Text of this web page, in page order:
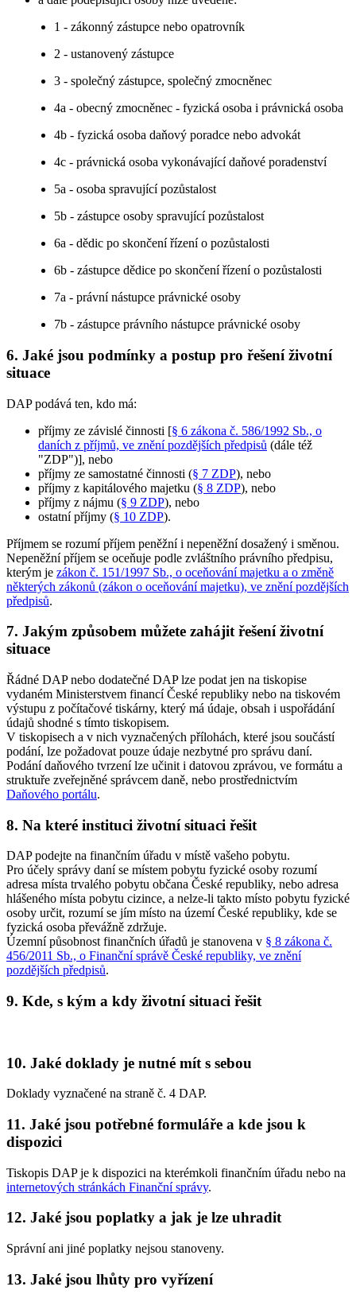
1 - zákonný zástupce nebo opatrovník
2 - ustanovený zástupce
3 - společný zástupce, společný zmocněnec
4a - obecný zmocněnec - fyzická osoba i právnická osoba
4b - fyzická osoba daňový poradce nebo advokát
4c - právnická osoba vykonávající daňové poradenství
5a - osoba spravující pozůstalost
5b - zástupce osoby spravující pozůstalost
6a - dědic po skončení řízení o pozůstalosti
6b - zástupce dědice po skončení řízení o pozůstalosti
7a - právní nástupce právnické osoby
7b - zástupce právního nástupce právnické osoby
6. Jaké jsou podmínky a postup pro řešení životní
situace
DAP podává ten, kdo má:
příjmy ze závislé činnosti [§ 6 zákona č. 586/1992 Sb., o
daních z příjmů, ve znění pozdějších předpisů (dále též
"ZDP")], nebo
příjmy ze samostatné činnosti (§ 7 ZDP), nebo
příjmy z kapitálového majetku (§ 8 ZDP), nebo
příjmy z nájmu (§ 9 ZDP), nebo
ostatní příjmy (§ 10 ZDP).
Příjmem se rozumí příjem peněžní i nepeněžní dosažený i směnou.
Nepeněžní příjem se oceňuje podle zvláštního právního předpisu,
kterým je zákon č. 151/1997 Sb., o oceňování majetku a o změně
některých zákonů (zákon o oceňování majetku), ve znění pozdějších
předpisů.
7. Jakým způsobem můžete zahájit řešení životní
situace
Řádné DAP nebo dodatečné DAP lze podat jen na tiskopise
vydaném Ministerstvem financí České republiky nebo na tiskovém
výstupu z počítačové tiskárny, který má údaje, obsah i uspořádání
údajů shodné s tímto tiskopisem.
V tiskopisech a v nich vyznačených přílohách, které jsou součástí
podání, lze požadovat pouze údaje nezbytné pro správu daní.
Podání daňového tvrzení lze učinit i datovou zprávou, ve formátu a
struktuře zveřejněné správcem daně, nebo prostřednictvím
Daňového portálu.
8. Na které instituci životní situaci řešit
DAP podejte na finančním úřadu v místě vašeho pobytu.
Pro účely správy daní se místem pobytu fyzické osoby rozumí
adresa místa trvalého pobytu občana České republiky, nebo adresa
hlášeného místa pobytu cizince, a nelze-li takto místo pobytu fyzické
osoby určit, rozumí se jím místo na území České republiky, kde se
fyzická osoba převážně zdržuje.
Územní působnost finančních úřadů je stanovena v § 8 zákona č.
456/2011 Sb., o Finanční správě České republiky, ve znění
pozdějších předpisů.
9. Kde, s kým a kdy životní situaci řešit
10. Jaké doklady je nutné mít s sebou
Doklady vyznačené na straně č. 4 DAP.
11. Jaké jsou potřebné formuláře a kde jsou k
dispozici
Tiskopis DAP je k dispozici na kterémkoli finančním úřadu nebo na
internetových stránkách Finanční správy.
12. Jaké jsou poplatky a jak je lze uhradit
Správní ani jiné poplatky nejsou stanoveny.
13. Jaké jsou lhůty pro vyřízení